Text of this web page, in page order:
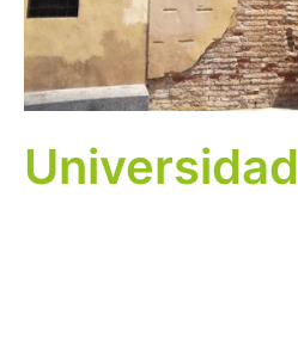
Universidad